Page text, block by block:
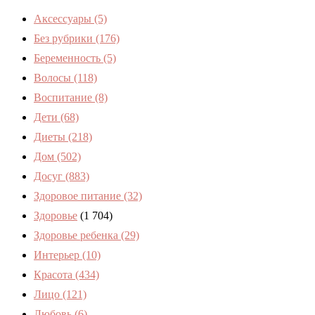
Аксессуары (5)
Без рубрики (176)
Беременность (5)
Волосы (118)
Воспитание (8)
Дети (68)
Диеты (218)
Дом (502)
Досуг (883)
Здоровое питание (32)
Здоровье (1 704)
Здоровье ребенка (29)
Интерьер (10)
Красота (434)
Лицо (121)